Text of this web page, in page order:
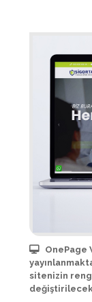
sitenizin